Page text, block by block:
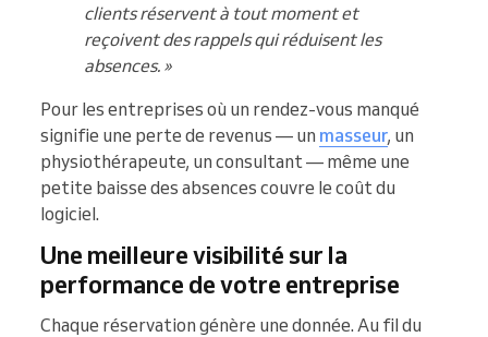
clients réservent à tout moment et
reçoivent des rappels qui réduisent les
absences. »
Pour les entreprises où un rendez-vous manqué
signifie une perte de revenus — un masseur, un
physiothérapeute, un consultant — même une
petite baisse des absences couvre le coût du
logiciel.
Une meilleure visibilité sur la
performance de votre entreprise
Chaque réservation génère une donnée. Au fil du